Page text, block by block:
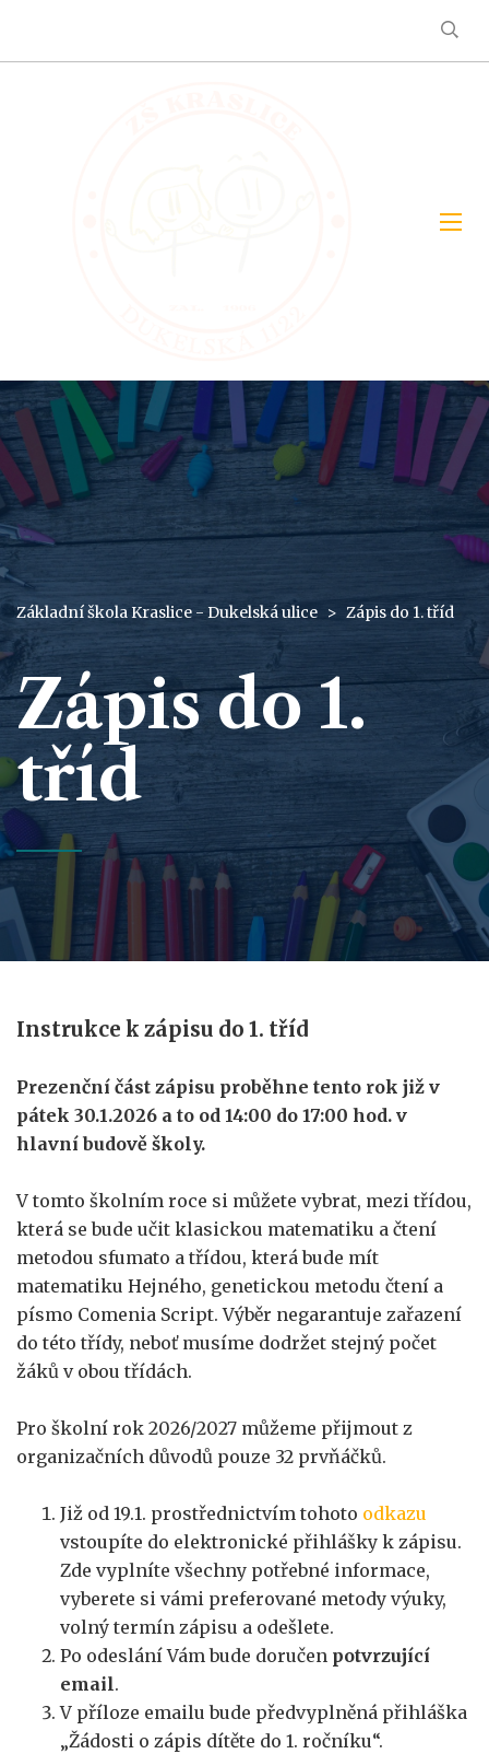
Základní škola Kraslice - Dukelská ulice > Zápis do 1. tříd
Zápis do 1.
tříd
Instrukce k zápisu do 1. tříd
Prezenční část zápisu proběhne tento rok již v
pátek 30.1.2026 a to od 14:00 do 17:00 hod. v
hlavní budově školy.
V tomto školním roce si můžete vybrat, mezi třídou,
která se bude učit klasickou matematiku a čtení
metodou sfumato a třídou, která bude mít
matematiku Hejného, genetickou metodu čtení a
písmo Comenia Script. Výběr negarantuje zařazení
do této třídy, neboť musíme dodržet stejný počet
žáků v obou třídách.
Pro školní rok 2026/2027 můžeme přijmout z
organizačních důvodů pouze 32 prvňáčků.
Již od 19.1. prostřednictvím tohoto odkazu
vstoupíte do elektronické přihlášky k zápisu.
Zde vyplníte všechny potřebné informace,
vyberete si vámi preferované metody výuky,
volný termín zápisu a odešlete.
Po odeslání Vám bude doručen potvrzující
email.
V příloze emailu bude předvyplněná přihláška
„Žádosti o zápis dítěte do 1. ročníku“.